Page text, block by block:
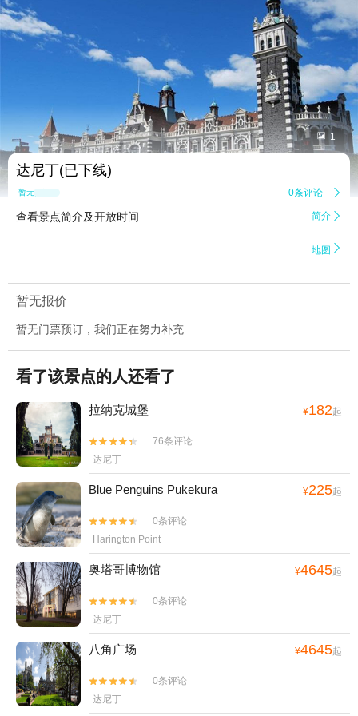
 1
达尼丁(已下线)
暂无点评 0条评论 
查看景点简介及开放时间 简介 
地图 
暂无报价
暂无门票预订，我们正在努力补充
看了该景点的人还看了
拉纳克城堡 ¥182起


76条评论
达尼丁
Blue Penguins Pukekura ¥225起


0条评论
Harington Point
奥塔哥博物馆 ¥4645起


0条评论
达尼丁
八角广场 ¥4645起


0条评论
达尼丁
